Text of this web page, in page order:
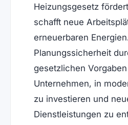
Heizungsgesetz
schafft neue
erneuerbaren
Planungssicherheit
gesetzlichen
Unternehmen, in
zu investieren und
Dienstleistungen zu